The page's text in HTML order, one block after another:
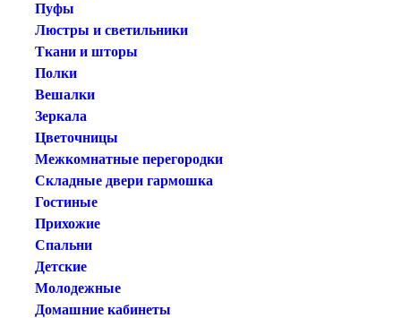
Пуфы
Люстры и светильники
Ткани и шторы
Полки
Вешалки
Зеркала
Цветочницы
Межкомнатные перегородки
Складные двери гармошка
Гостиные
Прихожие
Спальни
Детские
Молодежные
Домашние кабинеты